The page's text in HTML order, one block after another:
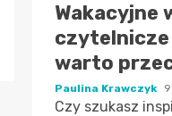
Wakacyjne
czytelnicze
warto
Paulina Krawczyk
Czy szukasz